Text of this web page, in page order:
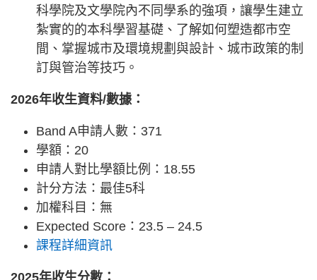
科學院及文學院內不同學系的強項，讓學生建立
紮實的的本科學習基礎、了解如何塑造都市空
間、掌握城市及環境規劃與設計、城市政策的制
訂與管治等技巧。
2026年收生資料/數據：
Band A申請人數：371
學額：20
申請人對比學額比例：18.55
計分方法：最佳5科
加權科目：無
Expected Score：23.5 – 24.5
課程詳細資訊